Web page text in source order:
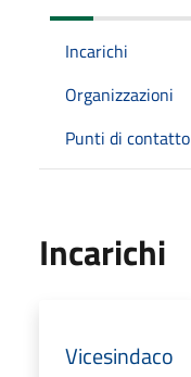
Incarichi
Organizzazioni
Punti di contatto
Incarichi
Vicesindaco